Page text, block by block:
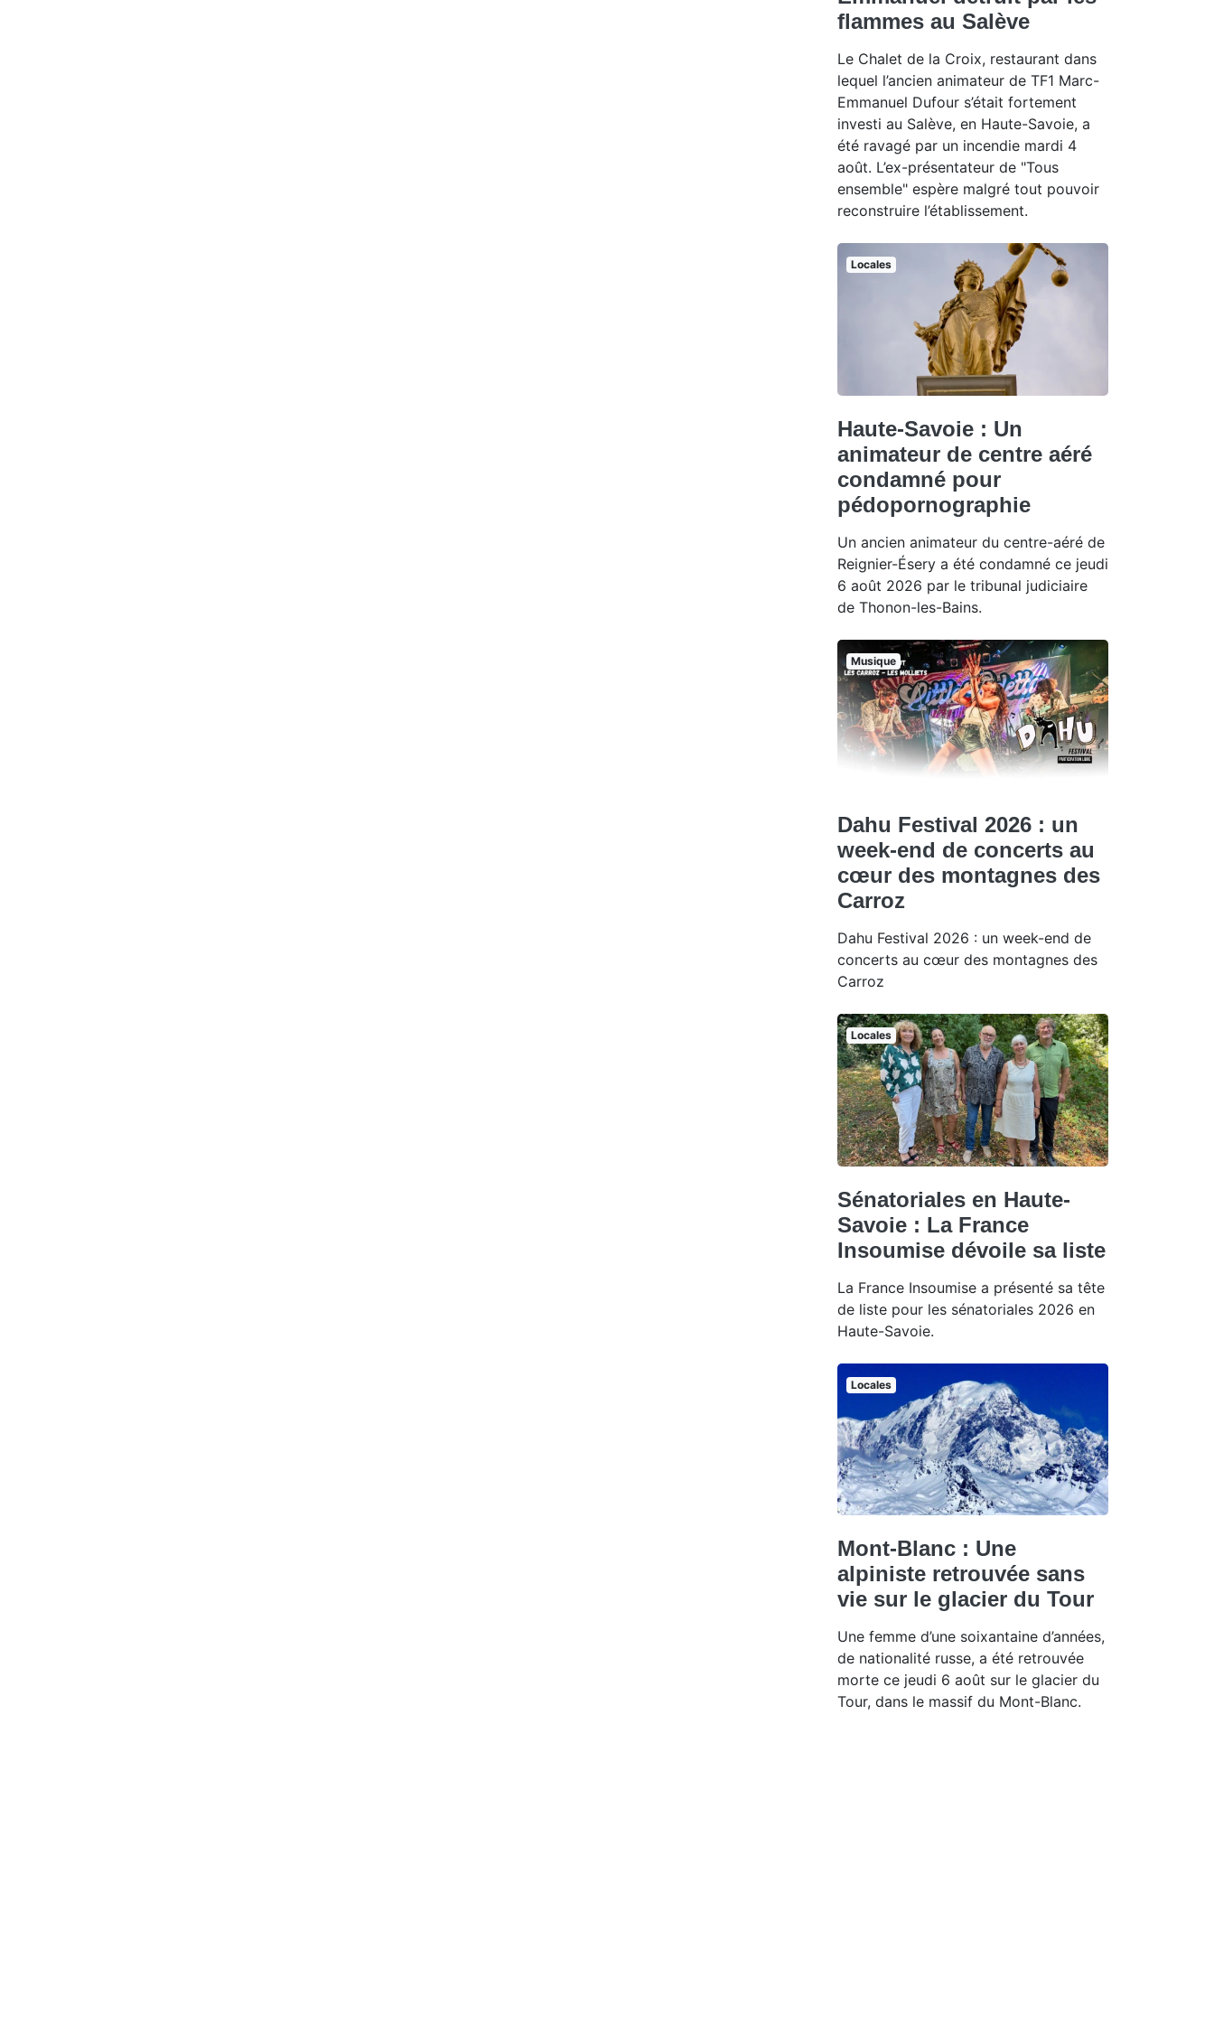
flammes au Salève
Le Chalet de la Croix, restaurant dans
lequel l’ancien animateur de TF1 Marc-
Emmanuel Dufour s’était fortement
investi au Salève, en Haute-Savoie, a
été ravagé par un incendie mardi 4
août. L’ex-présentateur de "Tous
ensemble" espère malgré tout pouvoir
reconstruire l’établissement.
Locales
Haute-Savoie : Un
animateur de centre aéré
condamné pour
pédopornographie
Un ancien animateur du centre-aéré de
Reignier-Ésery a été condamné ce jeudi
6 août 2026 par le tribunal judiciaire
de Thonon-les-Bains.
Musique
Dahu Festival 2026 : un
week-end de concerts au
cœur des montagnes des
Carroz
Dahu Festival 2026 : un week-end de
concerts au cœur des montagnes des
Carroz
Locales
Sénatoriales en Haute-
Savoie : La France
Insoumise dévoile sa liste
La France Insoumise a présenté sa tête
de liste pour les sénatoriales 2026 en
Haute-Savoie.
Locales
Mont-Blanc : Une
alpiniste retrouvée sans
vie sur le glacier du Tour
Une femme d’une soixantaine d’années,
de nationalité russe, a été retrouvée
morte ce jeudi 6 août sur le glacier du
Tour, dans le massif du Mont-Blanc.